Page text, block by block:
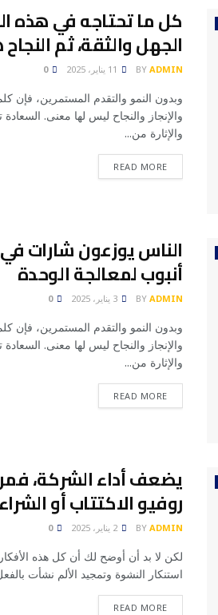
كل ما تحتاجه في هذه
الجهل والثقة، ثم
BY ADMIN
0
وبدون النمو والتقدم المستمرين، فإن
والإنجاز والنجاح ليس لها معنى.
والإثارة من...
READ MORE
الناس يوزعون شارات
أنبوب لمعالجة الوحدة
BY ADMIN
0
وبدون النمو والتقدم المستمرين، فإن
والإنجاز والنجاح ليس لها معنى.
والإثارة من...
READ MORE
يضعف أداء الشركة،
روفيو الاكتتاب أو الشراء
BY ADMIN
0
لكن لا بد أن أوضح لك أن كل هذه
استنكار النشوة وتمجيد الألم نشأت
READ MORE